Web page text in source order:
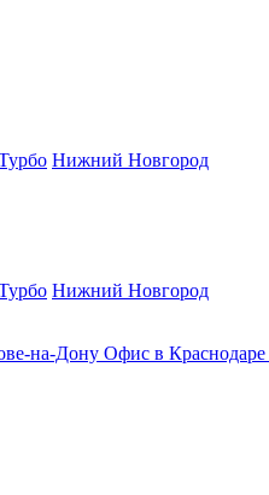
Нижний Новгород
Нижний Новгород
на-Дону Офис в Краснодаре